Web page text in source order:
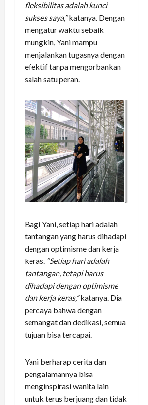
fleksibilitas adalah kunci
sukses saya,”katanya. Dengan
mengatur waktu sebaik
mungkin, Yani mampu
menjalankan tugasnya dengan
efektif tanpa mengorbankan
salah satu peran.
Bagi Yani, setiap hari adalah
tantangan yang harus dihadapi
dengan optimisme dan kerja
keras. “Setiap hari adalah
tantangan, tetapi harus
dihadapi dengan optimisme
dan kerja keras,”katanya. Dia
percaya bahwa dengan
semangat dan dedikasi, semua
tujuan bisa tercapai.
Yani berharap cerita dan
pengalamannya bisa
menginspirasi wanita lain
untuk terus berjuang dan tidak